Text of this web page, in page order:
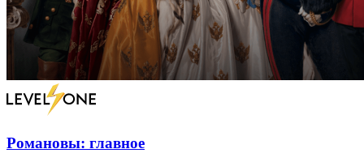
Романовы: главное